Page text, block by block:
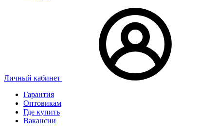
Личный кабинет
Гарантия
Оптовикам
Где купить
Вакансии